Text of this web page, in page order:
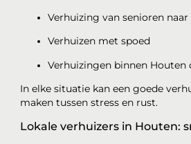
Verhuizing van senioren
Verhuizen met spoed
Verhuizingen binnen Houten
In elke situatie kan een goede
maken tussen stress en rust.
Lokale verhuizers in Houten: